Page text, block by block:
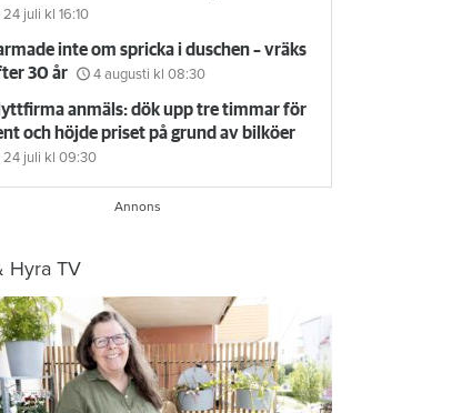
24 juli kl 16:10
inte om spricka i duschen – vräks
30 år
4 augusti kl 08:30
anmäls: dök upp tre timmar för
och höjde priset på grund av bilköer
24 juli kl 09:30
Hyra TV